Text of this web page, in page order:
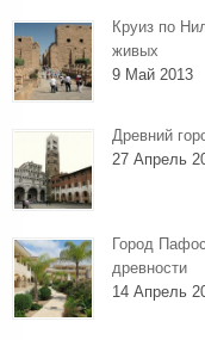
Круиз по
живых
9 Май 2013
Древний
27 Апрель
Город
древности
14 Апрель